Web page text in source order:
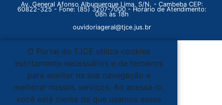
Av. General Afonso Albuquerque Lima, S/N. - Cambeba CEP:
60822-325 - Fone: (85) 3207-7000 - Horário de Atendimento:
08h às 18h
ouvidoriageral@tjce.jus.br
O Portal do TJCE utiliza cookies
estritamente necessários e de terceiros
para auxiliar na sua navegação e
melhorar nossos serviços. Ao acessá-lo,
você está ciente de que usamos esses